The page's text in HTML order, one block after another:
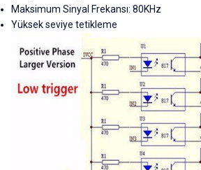
Maksimum Sinyal Frekansı: 80KHz
Yüksek seviye tetikleme